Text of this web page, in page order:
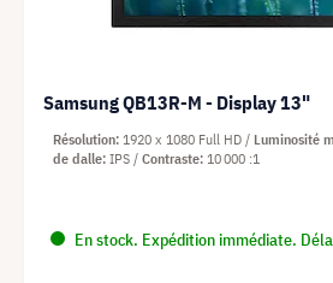
Samsung QB13R-M - Display 13"
En stock. Expédition immédiate.
Résolution 1920 x 1080 Full HD Luminosité
de dalle IPS Contraste 10 000 :1